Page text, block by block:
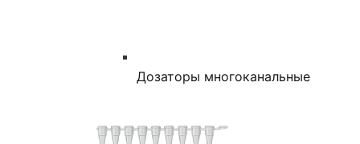
Дозаторы многоканальные